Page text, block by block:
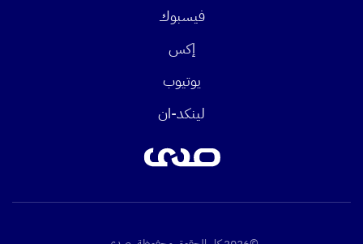
فيسبوك
إكس
يوتيوب
لينكد-ان